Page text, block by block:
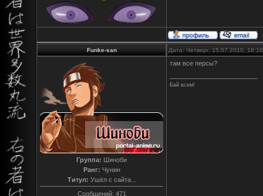
Funke-san Дата: Четверг, 15.07.2010,
Группа: Шиноби
Ранг: Чунин
Титул: Ушёл с сайта...
Сообщений: 471
там все персы?
Бай всем!